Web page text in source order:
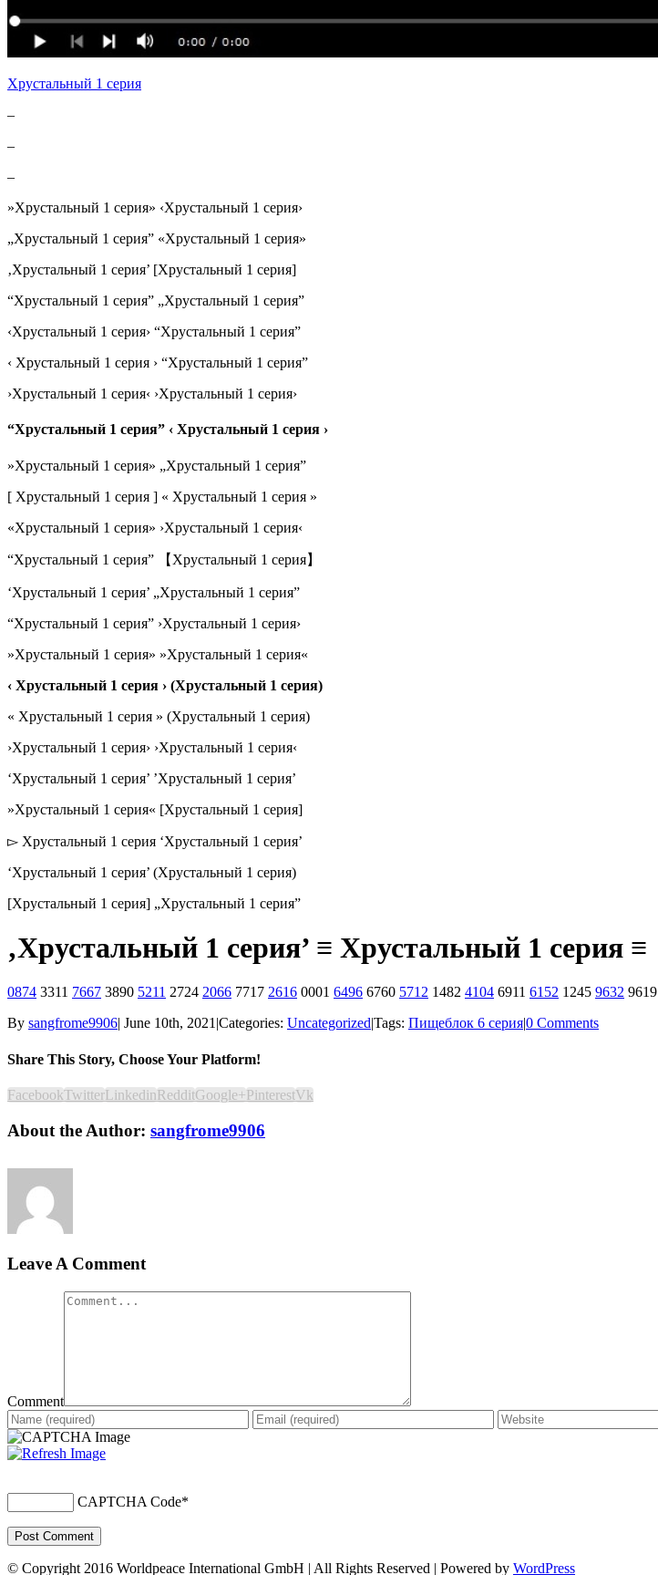
Хрустальный 1 серия
–
–
–
»Хрустальный 1 серия» ‹Хрустальный 1 серия›
„Хрустальный 1 серия” «Хрустальный 1 серия»
‚Хрустальный 1 серия’ [Хрустальный 1 серия]
“Хрустальный 1 серия” „Хрустальный 1 серия”
‹Хрустальный 1 серия› “Хрустальный 1 серия”
‹ Хрустальный 1 серия › “Хрустальный 1 серия”
›Хрустальный 1 серия‹ ›Хрустальный 1 серия›
“Хрустальный 1 серия” ‹ Хрустальный 1 серия ›
»Хрустальный 1 серия» „Хрустальный 1 серия”
[ Хрустальный 1 серия ] « Хрустальный 1 серия »
«Хрустальный 1 серия» ›Хрустальный 1 серия‹
“Хрустальный 1 серия” 【Хрустальный 1 серия】
‘Хрустальный 1 серия’ „Хрустальный 1 серия”
“Хрустальный 1 серия” ›Хрустальный 1 серия›
»Хрустальный 1 серия» »Хрустальный 1 серия«
‹ Хрустальный 1 серия › (Хрустальный 1 серия)
« Хрустальный 1 серия » (Хрустальный 1 серия)
›Хрустальный 1 серия› ›Хрустальный 1 серия‹
‘Хрустальный 1 серия’ ’Хрустальный 1 серия’
»Хрустальный 1 серия« [Хрустальный 1 серия]
▻ Хрустальный 1 серия ‘Хрустальный 1 серия’
‘Хрустальный 1 серия’ (Хрустальный 1 серия)
[Хрустальный 1 серия] „Хрустальный 1 серия”
‚Хрустальный 1 серия’ ≡ Хрустальный 1 серия ≡
0874 3311 7667 3890 5211 2724 2066 7717 2616 0001 6496 6760 5712 1482 4104 6911 6152 1245 9632 9619
By sangfrome9906| June 10th, 2021|Categories: Uncategorized|Tags: Пищеблок 6 серия|0 Comments
Share This Story, Choose Your Platform!
FacebookTwitterLinkedinRedditGoogle+PinterestVk
About the Author: sangfrome9906
Leave A Comment
Comment
CAPTCHA Code*
© Copyright 2016 Worldpeace International GmbH | All Rights Reserved | Powered by WordPress